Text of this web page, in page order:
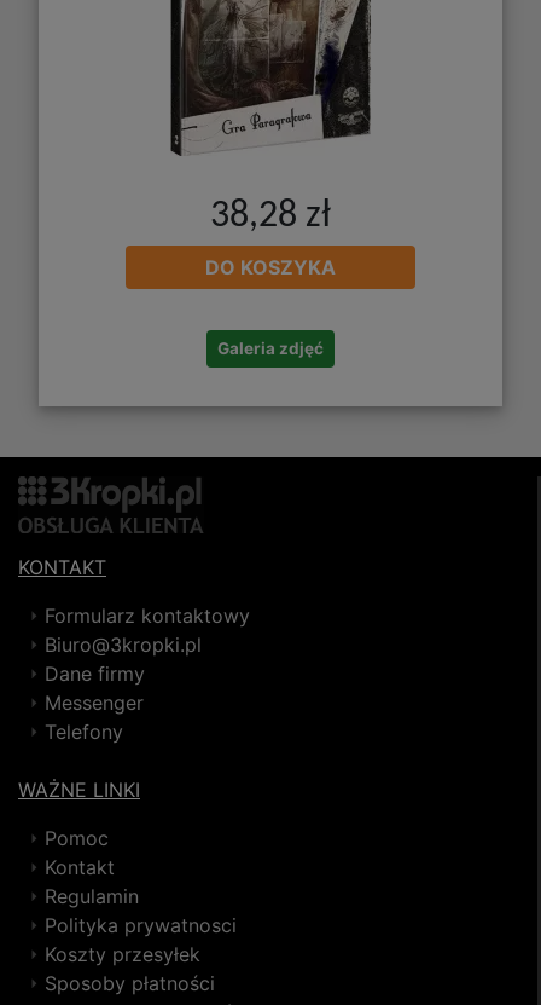
38,28 zł
DO KOSZYKA
Galeria zdjęć
KONTAKT
Formularz kontaktowy
Biuro@3kropki.pl
Dane firmy
Messenger
Telefony
WAŻNE LINKI
Pomoc
Kontakt
Regulamin
Polityka prywatnosci
Koszty przesyłek
Sposoby płatności